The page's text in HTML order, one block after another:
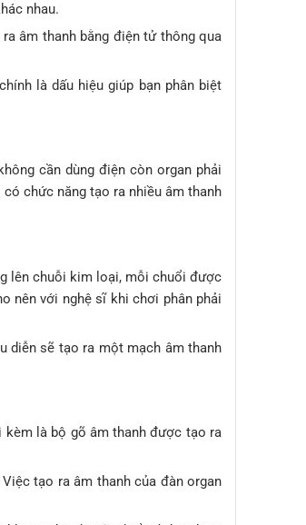
nhau.
âm thanh bằng điện tử thông qua
là dấu hiệu giúp bạn phân biệt
cần dùng điện còn organ phải
chức năng tạo ra nhiều âm thanh
lên chuỗi kim loại, mỗi chuổi được
nên với nghệ sĩ khi chơi phân phải
diễn sẽ tạo ra một mạch âm thanh
kèm là bộ gõ âm thanh được tạo ra
tạo ra âm thanh của đàn organ